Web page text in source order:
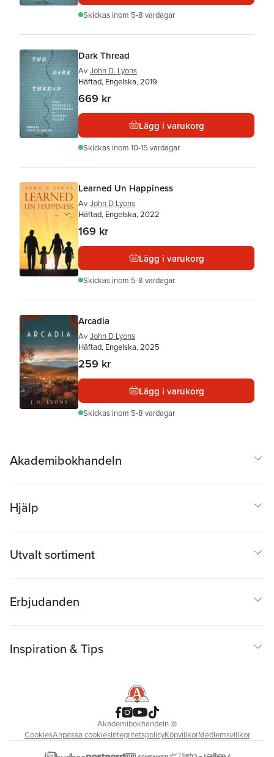
Skickas inom 5-8 vardagar
Dark Thread
Av John D. Lyons
Häftad, Engelska, 2019
669 kr
Lägg i varukorg
Skickas inom 10-15 vardagar
Learned Un Happiness
Av John D Lyons
Häftad, Engelska, 2022
169 kr
Lägg i varukorg
Skickas inom 5-8 vardagar
Arcadia
Av John D Lyons
Häftad, Engelska, 2025
259 kr
Lägg i varukorg
Skickas inom 5-8 vardagar
Akademibokhandeln
Hjälp
Utvalt sortiment
Erbjudanden
Inspiration & Tips
Akademibokhandeln@
CookiesAnpassa cookiesIntegritetspolicyKöpvillkorMedlemsvillkor